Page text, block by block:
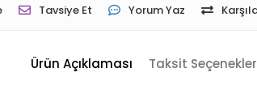
Tavsiye Et Yorum Yaz
Ürün Açıklaması Taksit